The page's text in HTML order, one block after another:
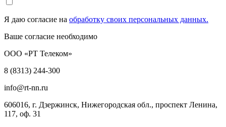
Я даю согласие на обработку своих персональных данных.
Ваше согласие необходимо
ООО «РТ Телеком»
8 (8313) 244-300
info@rt-nn.ru
606016, г. Дзержинск, Нижегородская обл., проспект Ленина,
117, оф. 31